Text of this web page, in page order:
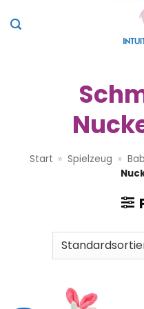
Inhalt
Start » Spielzeug »